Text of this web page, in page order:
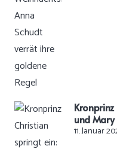
und Mary
11. Januar